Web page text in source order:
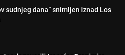
sudnjeg dana” snimljen iznad Los